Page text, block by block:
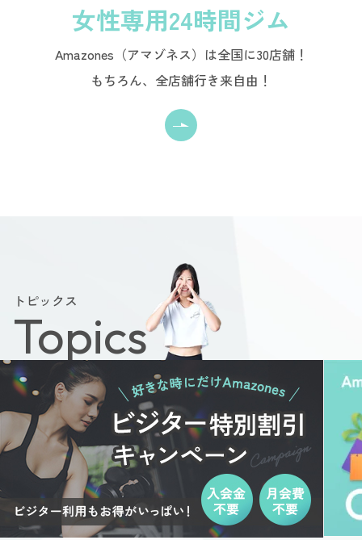
女性専用24時間ジム
Amazones（アマゾネス）は全国に30店舗！
もちろん、全店舗行き来自由！
トピックス
Topics